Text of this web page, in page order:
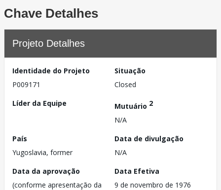
Chave Detalhes
Projeto Detalhes
Identidade do Projeto
P009171
Situação
Closed
Líder da Equipe
Mutuário 2
N/A
País
Yugoslavia, former
Data de divulgação
N/A
Data da aprovação
(conforme apresentação da
Data Efetiva
9 de novembro de 1976